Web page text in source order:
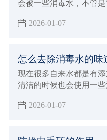
会被一些消毒水，不管
有危害的，下面小辉就来
2026-01-07
怎么去除消毒水的味
现在很多自来水都是有
清洁的时候也会使用一
的就不太友好了，所以今
2026-01-07